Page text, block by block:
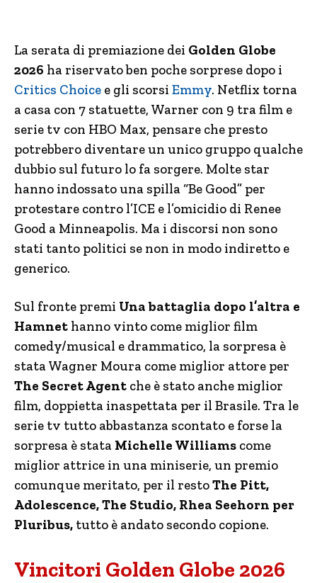
La serata di premiazione dei Golden Globe
2026 ha riservato ben poche sorprese dopo i
Critics Choice e gli scorsi Emmy. Netflix torna
a casa con 7 statuette, Warner con 9 tra film e
serie tv con HBO Max, pensare che presto
potrebbero diventare un unico gruppo qualche
dubbio sul futuro lo fa sorgere. Molte star
hanno indossato una spilla “Be Good” per
protestare contro l’ICE e l’omicidio di Renee
Good a Minneapolis. Ma i discorsi non sono
stati tanto politici se non in modo indiretto e
generico.
Sul fronte premi Una battaglia dopo l’altra e
Hamnet hanno vinto come miglior film
comedy/musical e drammatico, la sorpresa è
stata Wagner Moura come miglior attore per
The Secret Agent che è stato anche miglior
film, doppietta inaspettata per il Brasile. Tra le
serie tv tutto abbastanza scontato e forse la
sorpresa è stata Michelle Williams come
miglior attrice in una miniserie, un premio
comunque meritato, per il restoThe Pitt,
Adolescence, The Studio, Rhea Seehorn per
Pluribus, tutto è andato secondo copione.
Vincitori Golden Globe 2026